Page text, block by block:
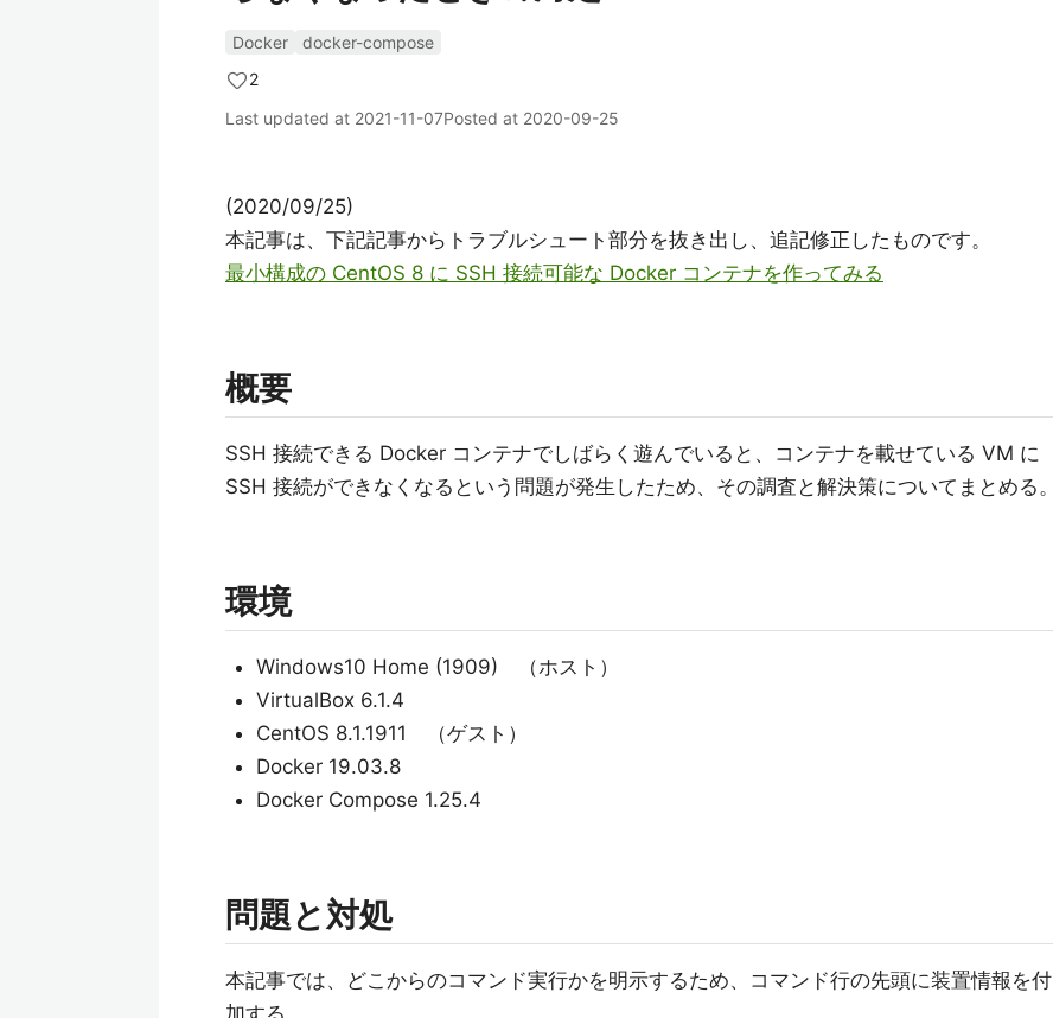
Docker
docker-compose
2
Last updated at 2021-11-07Posted at 2020-09-25
(2020/09/25)
本記事は、下記記事からトラブルシュート部分を抜き出し、追記修正したものです。
最小構成の CentOS 8 に SSH 接続可能な Docker コンテナを作ってみる
概要
SSH 接続できる Docker コンテナでしばらく遊んでいると、コンテナを載せている VM に
SSH 接続ができなくなるという問題が発生したため、その調査と解決策についてまとめる。
環境
Windows10 Home (1909) （ホスト）
VirtualBox 6.1.4
CentOS 8.1.1911 （ゲスト）
Docker 19.03.8
Docker Compose 1.25.4
問題と対処
本記事では、どこからのコマンド実行かを明示するため、コマンド行の先頭に装置情報を付
加する。